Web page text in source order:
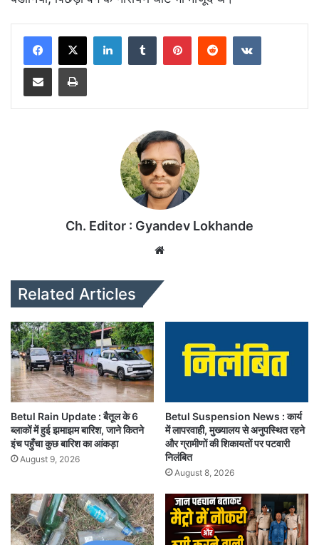
Ch. Editor : Gyandev Lokhande
Related Articles
Betul Rain Update : बैतूल के 6
ब्लाकों में हुई झमाझम बारिश, जाने कितने
इंच पहुँचा कुछ बारिश का आंकड़ा
August 9, 2026
Betul Suspension News : कार्य
में लापरवाही, मुख्यालय से अनुपस्थित रहने
और ग्रामीणों की शिकायतों पर पटवारी
निलंबित
August 8, 2026